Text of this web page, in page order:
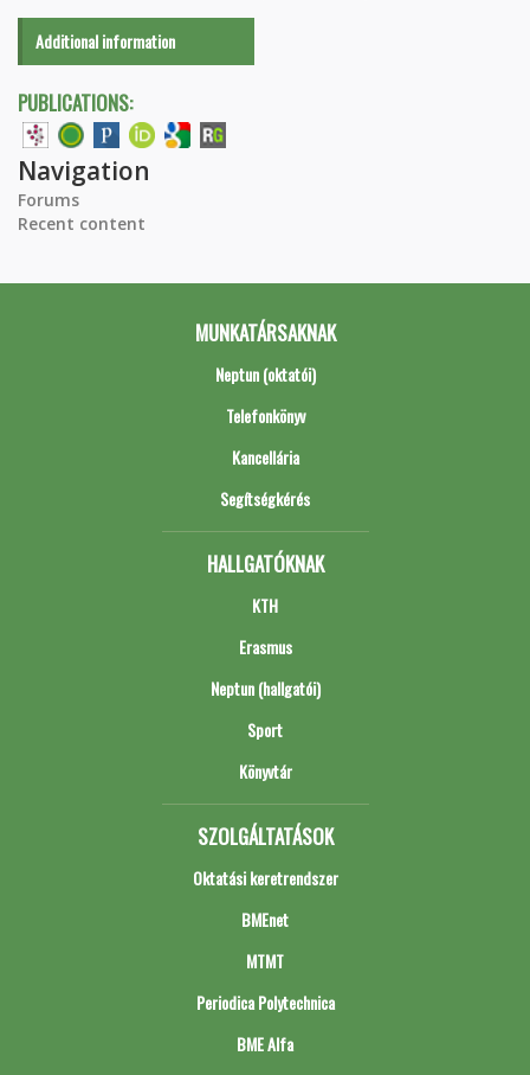
Additional information
PUBLICATIONS:
Navigation
Forums
Recent content
MUNKATÁRSAKNAK
Neptun (oktatói)
Telefonkönyv
Kancellária
Segítségkérés
HALLGATÓKNAK
KTH
Erasmus
Neptun (hallgatói)
Sport
Könyvtár
SZOLGÁLTATÁSOK
Oktatási keretrendszer
BMEnet
MTMT
Periodica Polytechnica
BME Alfa